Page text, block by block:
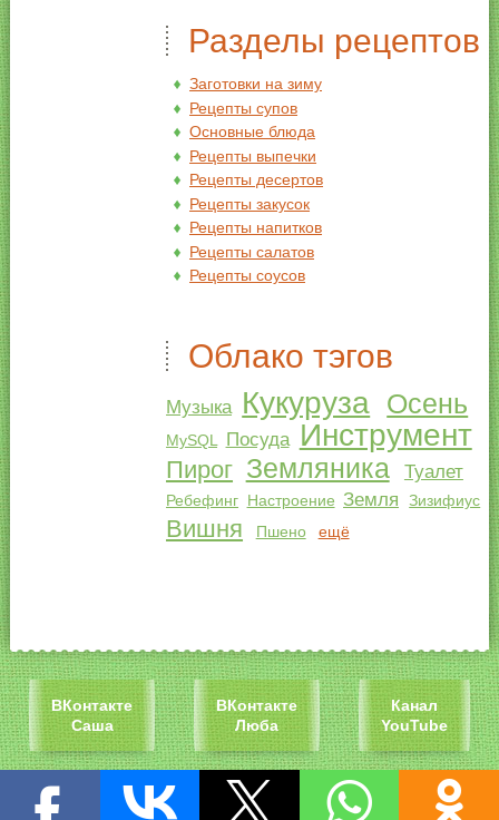
Разделы рецептов
Заготовки на зиму
Рецепты супов
Основные блюда
Рецепты выпечки
Рецепты десертов
Рецепты закусок
Рецепты напитков
Рецепты салатов
Рецепты соусов
Облако тэгов
Музыка Кукуруза Осень
MySQL Посуда Инструмент
Пирог Земляника Туалет
Ребефинг Настроение Земля Зизифиус
Вишня Пшено ещё
ВКонтакте
Саша
ВКонтакте
Люба
Канал
YouTube
ЖЖ Инстаграм